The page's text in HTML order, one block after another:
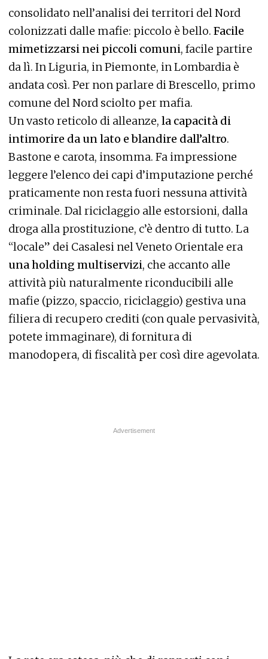
consolidato nell’analisi dei territori del Nord
colonizzati dalle mafie: piccolo è bello. Facile
mimetizzarsi nei piccoli comuni, facile partire
da lì. In Liguria, in Piemonte, in Lombardia è
andata così. Per non parlare di Brescello, primo
comune del Nord sciolto per mafia.
Un vasto reticolo di alleanze, la capacità di
intimorire da un lato e blandire dall’altro.
Bastone e carota, insomma. Fa impressione
leggere l’elenco dei capi d’imputazione perché
praticamente non resta fuori nessuna attività
criminale. Dal riciclaggio alle estorsioni, dalla
droga alla prostituzione, c’è dentro di tutto. La
“locale” dei Casalesi nel Veneto Orientale era
una holding multiservizi, che accanto alle
attività più naturalmente riconducibili alle
mafie (pizzo, spaccio, riciclaggio) gestiva una
filiera di recupero crediti (con quale pervasività,
potete immaginare), di fornitura di
manodopera, di fiscalità per così dire agevolata.